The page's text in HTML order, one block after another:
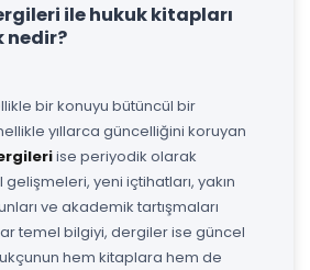
ile hukuk kitapları
nedir?
bir konuyu bütüncül bir
yıllarca güncelliğini koruyan
ise periyodik olarak
gelişmeleri, yeni içtihatları, yakın
ve akademik tartışmaları
temel bilgiyi, dergiler ise güncel
hem kitaplara hem de